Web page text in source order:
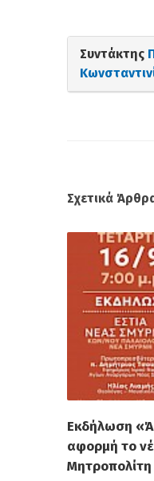
Συντάκτης
Σχετικά
Εκδήλωση
αφορμή το